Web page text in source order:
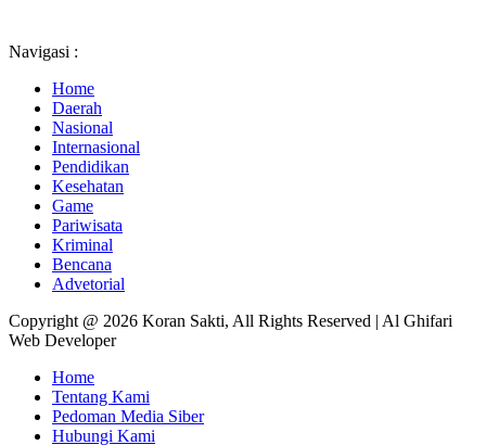
Navigasi :
Home
Daerah
Nasional
Internasional
Pendidikan
Kesehatan
Game
Pariwisata
Kriminal
Bencana
Advetorial
Copyright @ 2026 Koran Sakti, All Rights Reserved | Al Ghifari
Web Developer
Home
Tentang Kami
Pedoman Media Siber
Hubungi Kami